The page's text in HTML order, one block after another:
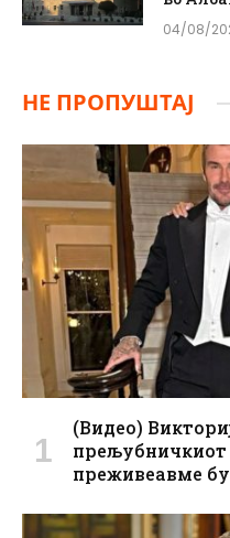
04/08/
НЕ ПРОПУШТАЈ
(Видео)
прељубничкиот
преживеавме